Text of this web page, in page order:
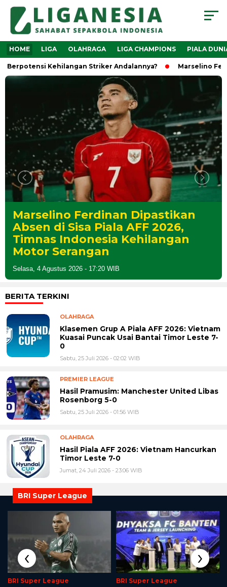
HOME LIGA OLAHRAGA LIGA CHAMPIONS PIALA
Kehilangan Striker Andalannya? Marselino Ferdinan
Marselino Ferdinan Dipastikan
Absen di Sisa Piala AFF 2026,
Timnas Indonesia Kehilangan
Motor Serangan
Selasa, 4 Agustus 2026 - 17:20 WIB
BERITA TERKINI
OLAHRAGA
Klasemen Grup A Piala AFF 2026: Vietnam
Kuasai Puncak Usai Bantai Timor Leste 7-
0
Sabtu, 25 Juli 2026 - 02:02 WIB
PREMIER LEAGUE
Hasil Pramusim: Manchester United Libas
Rosenborg 5-0
Sabtu, 25 Juli 2026 - 01:56 WIB
OLAHRAGA
Hasil Piala AFF 2026: Vietnam Hancurkan
Timor Leste 7-0
Jumat, 24 Juli 2026 - 23:06 WIB
BRI Super League
BRI Super League BRI Super League
‹ ›